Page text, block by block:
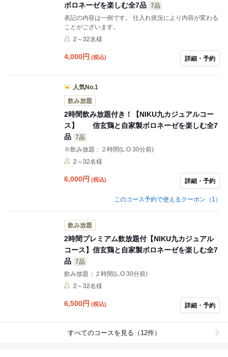
ボロネーゼを楽しむ全7品 7品
表記の内容は一例です。 仕入れ状況により内容が変わる
ことがございます。
2～32名様
4,000円 (税込) 詳細・予約
人気No.1
飲み放題
2時間飲み放題付き！【NIKU九カジュアルコー
ス】 信玄鶏と自家製ボロネーゼを楽しむ全7
品 7品
※飲み放題：２時間(L.O 30分前)
2～32名様
6,000円 (税込) 詳細・予約
このコース予約で使えるクーポン（1）
飲み放題
2時間プレミアム飲放題付【NIKU九カジュアル
コース】信玄鶏と自家製ボロネーゼを楽しむ全7
品 7品
飲み放題：２時間(L.O 30分前)
2～32名様
6,500円 (税込) 詳細・予約
すべてのコースを見る（12件）